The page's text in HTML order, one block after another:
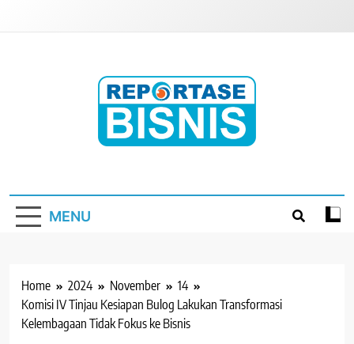
MENU
Home 2024 November
14
Komisi IV Tinjau Kesiapan Bulog Lakukan Transformasi
Kelembagaan Tidak Fokus ke Bisnis